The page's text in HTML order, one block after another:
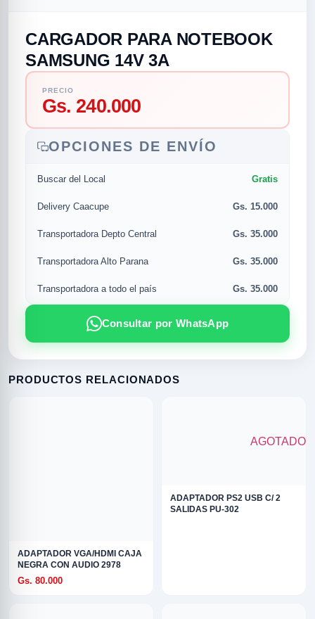
categorias
MUSICAL
POPULARES
CARGADOR PARA NOTEBOOK
SAMSUNG 14V 3A
PRECIO
Gs. 240.000
OPCIONES DE ENVÍO
Buscar del Local Gratis
Delivery Caacupe Gs. 15.000
Transportadora Depto Central Gs. 35.000
Transportadora Alto Parana Gs. 35.000
Transportadora a todo el país Gs. 35.000
Consultar por WhatsApp
PRODUCTOS RELACIONADOS
ADAPTADOR VGA/HDMI CAJA
NEGRA CON AUDIO 2978
Gs. 80.000
AGOTADO
ADAPTADOR PS2 USB C/ 2
SALIDAS PU-302